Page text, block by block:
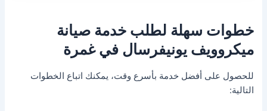
خطوات سهلة لطلب خدمة صيانة
ميكروويف يونيفرسال في غمرة
للحصول على أفضل خدمة بأسرع وقت، يمكنك اتباع الخطوات
التالية: